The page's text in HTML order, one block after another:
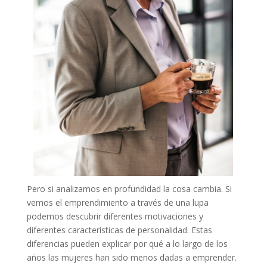
Pero si analizamos en profundidad la cosa cambia. Si
vemos el emprendimiento a través de una lupa
podemos descubrir diferentes motivaciones y
diferentes características de personalidad. Estas
diferencias pueden explicar por qué a lo largo de los
años las mujeres han sido menos dadas a emprender.